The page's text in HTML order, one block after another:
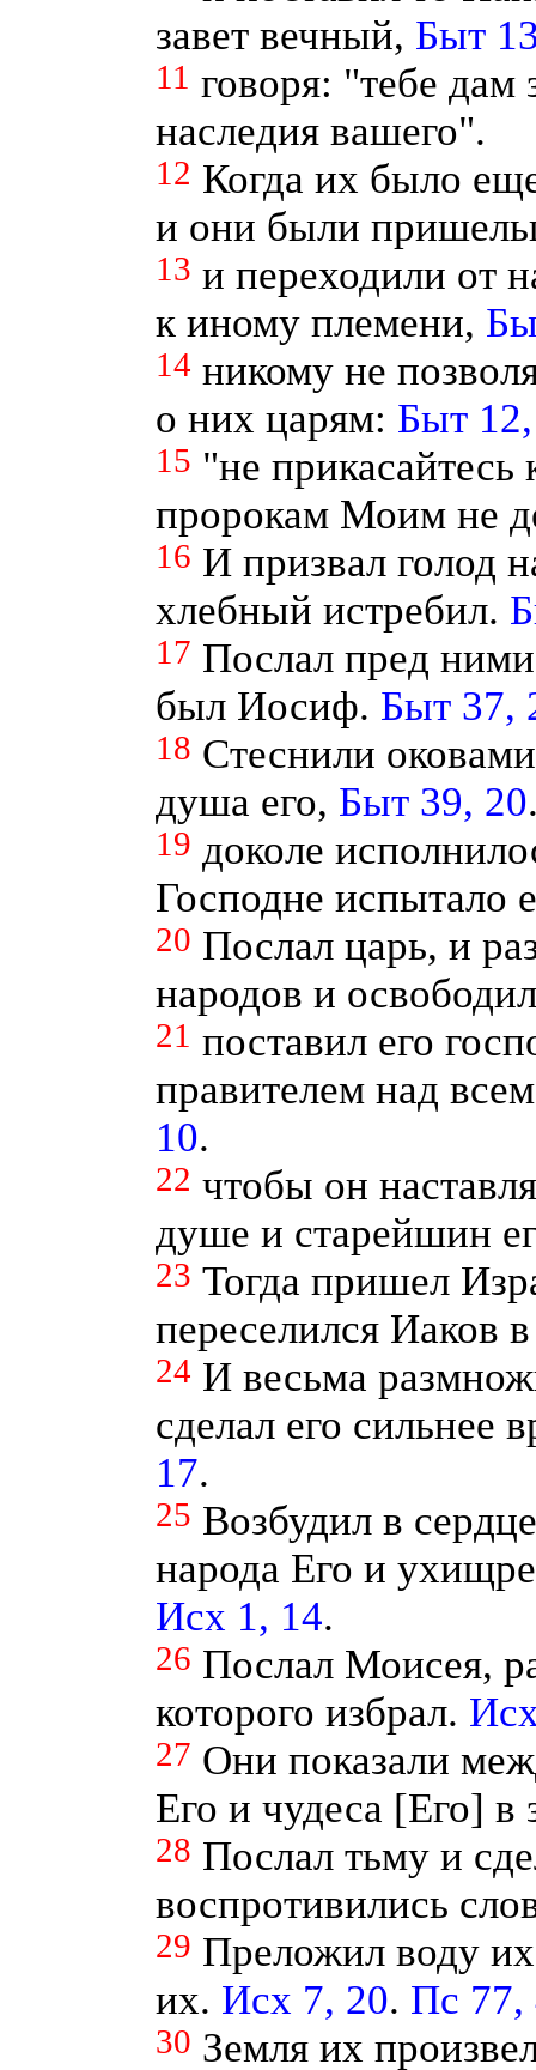
завет вечный, Быт
11 говоря: "тебе
наследия вашего".
12 Когда их было
и они были
13 и переходили от
к иному племени,
14 никому не
о них царям: Быт
15 "не
пророкам Моим не
16 И призвал голод
хлебный истребил.
17 Послал пред
был Иосиф. Быт 37,
18 Стеснили
душа его, Быт 39, 20
19 доколе
Господне испытало
20 Послал царь, и
народов и
21 поставил его
правителем над
10.
22 чтобы он
душе и старейшин
23 Тогда пришел
переселился Иаков
24 И весьма
сделал его сильнее
17.
25 Возбудил в
народа Его и
Исх 1, 14.
26 Послал Моисея,
которого избрал.
27 Они показали
Его и чудеса [Его]
28 Послал тьму и
воспротивились
29 Преложил воду
их. Исх 7, 20. Пс 77,
30 Земля их